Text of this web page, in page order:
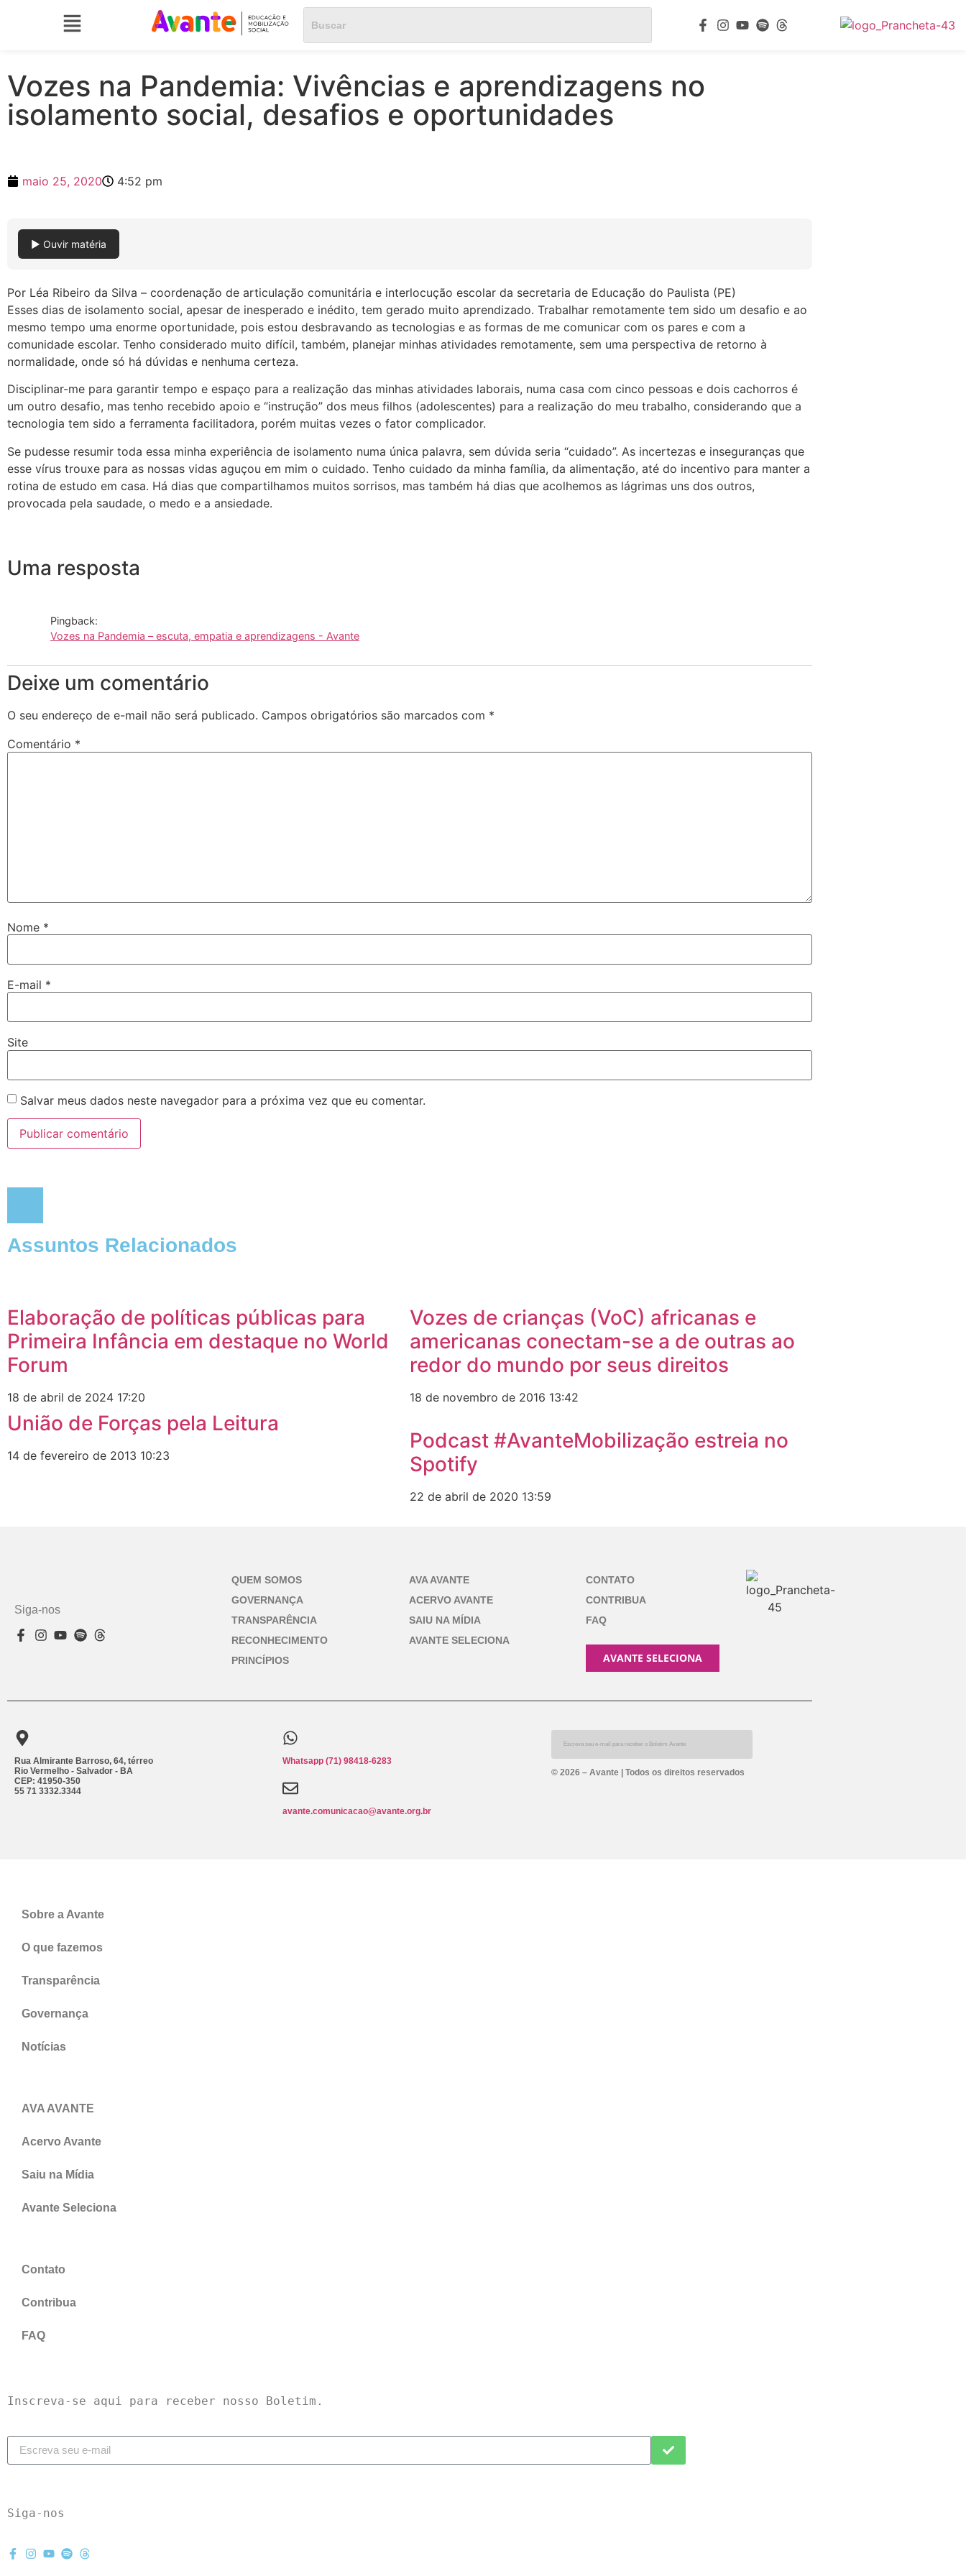
Vozes na Pandemia: Vivências e aprendizagens no
isolamento social, desafios e oportunidades
maio 25, 2020 4:52 pm
▶ Ouvir matéria
Por Léa Ribeiro da Silva – coordenação de articulação comunitária e interlocução escolar da secretaria de Educação do Paulista (PE)
Esses dias de isolamento social, apesar de inesperado e inédito, tem gerado muito aprendizado. Trabalhar remotamente tem sido um desafio e ao
mesmo tempo uma enorme oportunidade, pois estou desbravando as tecnologias e as formas de me comunicar com os pares e com a
comunidade escolar. Tenho considerado muito difícil, também, planejar minhas atividades remotamente, sem uma perspectiva de retorno à
normalidade, onde só há dúvidas e nenhuma certeza.
Disciplinar-me para garantir tempo e espaço para a realização das minhas atividades laborais, numa casa com cinco pessoas e dois cachorros é
um outro desafio, mas tenho recebido apoio e “instrução” dos meus filhos (adolescentes) para a realização do meu trabalho, considerando que a
tecnologia tem sido a ferramenta facilitadora, porém muitas vezes o fator complicador.
Se pudesse resumir toda essa minha experiência de isolamento numa única palavra, sem dúvida seria “cuidado”. As incertezas e inseguranças que
esse vírus trouxe para as nossas vidas aguçou em mim o cuidado. Tenho cuidado da minha família, da alimentação, até do incentivo para manter a
rotina de estudo em casa. Há dias que compartilhamos muitos sorrisos, mas também há dias que acolhemos as lágrimas uns dos outros,
provocada pela saudade, o medo e a ansiedade.
Uma resposta
Pingback:
Vozes na Pandemia – escuta, empatia e aprendizagens - Avante
Deixe um comentário
O seu endereço de e-mail não será publicado. Campos obrigatórios são marcados com *
Comentário *
Nome *
E-mail *
Site
Salvar meus dados neste navegador para a próxima vez que eu comentar.
Assuntos Relacionados
Elaboração de políticas públicas para
Primeira Infância em destaque no World
Forum
18 de abril de 2024 17:20
Vozes de crianças (VoC) africanas e
americanas conectam-se a de outras ao
redor do mundo por seus direitos
18 de novembro de 2016 13:42
União de Forças pela Leitura
14 de fevereiro de 2013 10:23
Podcast #AvanteMobilização estreia no
Spotify
22 de abril de 2020 13:59
Siga-nos
QUEM SOMOS
GOVERNANÇA
TRANSPARÊNCIA
RECONHECIMENTO
PRINCÍPIOS
AVA AVANTE
ACERVO AVANTE
SAIU NA MÍDIA
AVANTE SELECIONA
CONTATO
CONTRIBUA
FAQ
AVANTE SELECIONA
Rua Almirante Barroso, 64, térreo
Rio Vermelho - Salvador - BA
CEP: 41950-350
55 71 3332.3344
Whatsapp (71) 98418-6283
avante.comunicacao@avante.org.br
© 2026 – Avante | Todos os direitos reservados
Sobre a Avante
O que fazemos
Transparência
Governança
Notícias
AVA AVANTE
Acervo Avante
Saiu na Mídia
Avante Seleciona
Contato
Contribua
FAQ
Inscreva-se aqui para receber nosso Boletim.
Siga-nos